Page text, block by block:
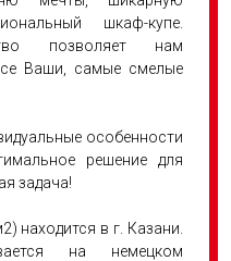
шкаф-купе.
позволяет нам
Ваши, самые смелые
особенности
решение для
задача!
находится в г. Казани.
на немецком